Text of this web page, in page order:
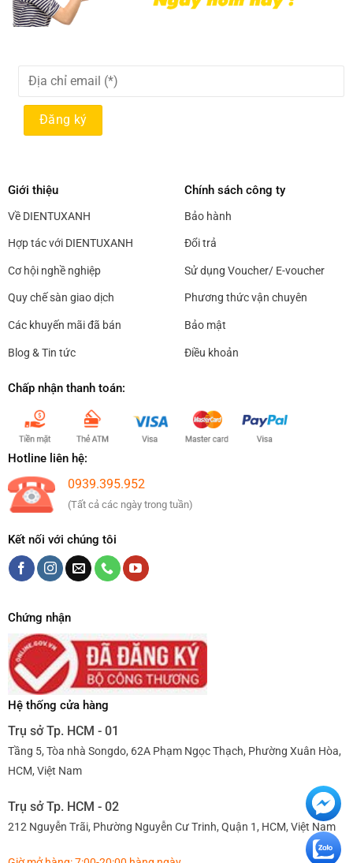
Giới thiệu
Về DIENTUXANH
Hợp tác với DIENTUXANH
Cơ hội nghề nghiệp
Quy chế sàn giao dịch
Các khuyến mãi đã bán
Blog & Tin tức
Chính sách công ty
Bảo hành
Đổi trả
Sử dụng Voucher/ E-voucher
Phương thức vận chuyên
Bảo mật
Điều khoản
Chấp nhận thanh toán:
Hotline liên hệ:
0939.395.952
(Tất cả các ngày trong tuần)
Kết nối với chúng tôi
Chứng nhận
Hệ thống cửa hàng
Trụ sở Tp. HCM - 01
Tầng 5, Tòa nhà Songdo, 62A Phạm Ngọc Thạch, Phường Xuân Hòa,
HCM, Việt Nam
Trụ sở Tp. HCM - 02
212 Nguyễn Trãi, Phường Nguyễn Cư Trinh, Quận 1, HCM, Việt Nam